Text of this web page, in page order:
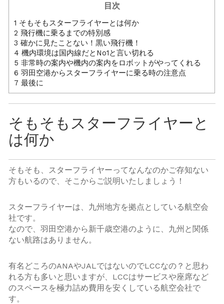
目次
1 そもそもスターフライヤーとは何か
2 飛行機に乗るまでの特別感
3 確かに見たことない！黒い飛行機！
4 機内環境は国内線だとNo1と言い切れる
5 非常時の案内や機内の案内をロボットがやってくれる
6 羽田空港からスターフライヤーに乗る時の注意点
7 最後に
そもそもスターフライヤーと
は何か
そもそも、スターフライヤーってなんなのかご存知ない
方もいるので、そこからご説明いたしましょう！
スターフライヤーは、九州地方を拠点としている航空会
社です。
なので、羽田空港から新千歳空港のように、九州と関係
ない航路はありません。
有名どころのANAやJALではないのでLCCなの？と思わ
れる方も多いと思いますが、LCCはサービスや座席など
のスペースを極力詰め費用を安くしている航空会社で
す。